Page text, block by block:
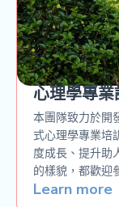
心理學專業
本團隊致力於開
式心理學專業培
度成長、提升助
的樣貌，都歡迎
Learn more